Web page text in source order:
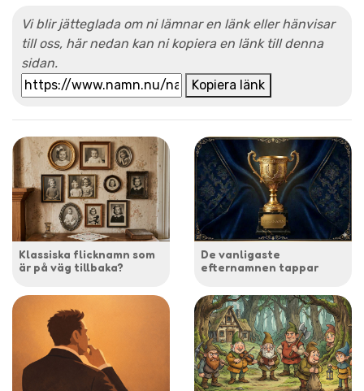
Vi blir jätteglada om ni lämnar en länk eller hänvisar
till oss, här nedan kan ni kopiera en länk till denna
sidan.
Kopiera länk
Klassiska flicknamn som
är på väg tillbaka?
De vanligaste
efternamnen tappar